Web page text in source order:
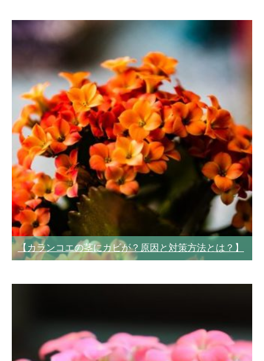
【カランコエの茎にカビが？原因と対策方法とは？】